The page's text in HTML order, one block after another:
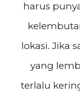
harus
lokasi. Jika
yang
terlalu